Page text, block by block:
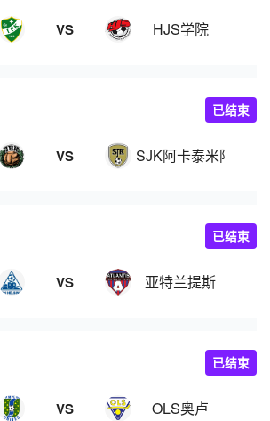
VS HJS学院
VS SJK阿卡泰米阿B队
已结束
VS 亚特兰提斯
已结束
VS OLS奥卢
已结束